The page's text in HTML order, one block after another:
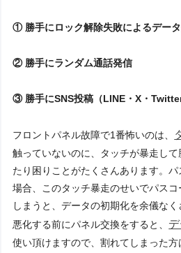
① 勝手にロック解除失敗によるデータ
② 勝手にランダム通話発信
③ 勝手にSNS投稿（LINE・X・Twitter
フロントパネル故障で1番怖いのは、
触っていないのに、タッチが暴走し
たり困りことがたくさんあります。
場合、このタッチ暴走のせいでパス
しまうと、データの初期化を余儀なく
悪化する前にパネル交換をすると、
使い頂けますので、割れてしまった